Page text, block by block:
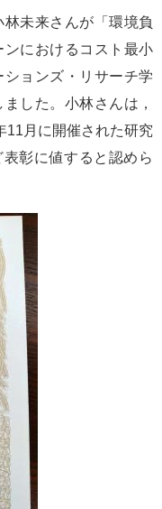
未来さんが「環境負
におけるコスト最小
ョンズ・リサーチ学
した。小林さんは，
11月に開催された研究
彰に値すると認めら